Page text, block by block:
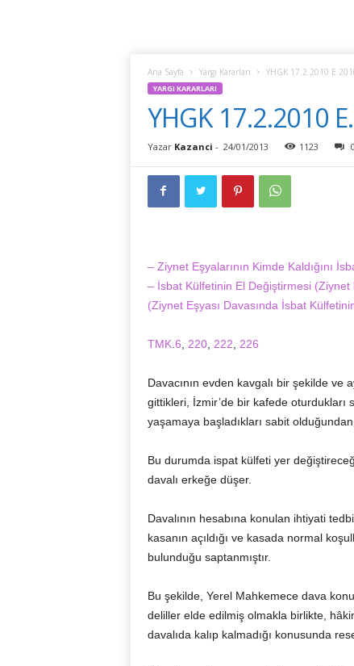
Ana Sayfa Yargı Kararları YHGK 17.2.2010
YARGI KARARLARI
YHGK 17.2.2010
Yazar Kazanci - 24/01/2013 1123 0
– Ziynet Eşyalarının Kimde Kaldığını
– İsbat Külfetinin El Değiştirmesi (Ziynet
(Ziynet Eşyası Davasında İsbat
TMK. 6 220, 222 226
Davacının evden kavgalı bir şekilde ve
gittikleri, İzmir’de bir kafede oturdukları
yaşamaya başladıkları sabit
Bu durumda ispat külfeti yer
davalı erkeğe düşer.
Davalının hesabına konulan ihtiyati
kasanın açıldığı ve kasada normal
bulunduğu saptanmıştır.
Bu şekilde, Yerel Mahkemece dava
deliller elde edilmiş olmakla birlikte,
davalıda kalıp kalmadığı konusunda